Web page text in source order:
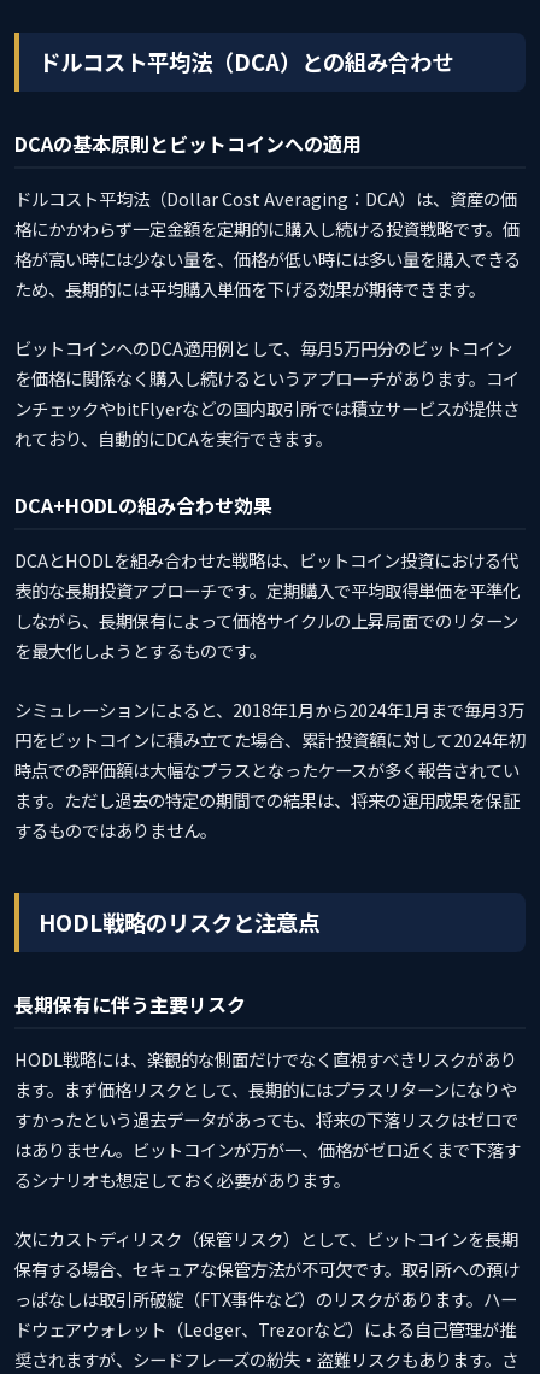
ドルコスト平均法（DCA）との組み合わせ
DCAの基本原則とビットコインへの適用
ドルコスト平均法（Dollar Cost Averaging：DCA）は、資産の価
格にかかわらず一定金額を定期的に購入し続ける投資戦略です。価
格が高い時には少ない量を、価格が低い時には多い量を購入できる
ため、長期的には平均購入単価を下げる効果が期待できます。
ビットコインへのDCA適用例として、毎月5万円分のビットコイン
を価格に関係なく購入し続けるというアプローチがあります。コイ
ンチェックやbitFlyerなどの国内取引所では積立サービスが提供さ
れており、自動的にDCAを実行できます。
DCA+HODLの組み合わせ効果
DCAとHODLを組み合わせた戦略は、ビットコイン投資における代
表的な長期投資アプローチです。定期購入で平均取得単価を平準化
しながら、長期保有によって価格サイクルの上昇局面でのリターン
を最大化しようとするものです。
シミュレーションによると、2018年1月から2024年1月まで毎月3万
円をビットコインに積み立てた場合、累計投資額に対して2024年初
時点での評価額は大幅なプラスとなったケースが多く報告されてい
ます。ただし過去の特定の期間での結果は、将来の運用成果を保証
するものではありません。
HODL戦略のリスクと注意点
長期保有に伴う主要リスク
HODL戦略には、楽観的な側面だけでなく直視すべきリスクがあり
ます。まず価格リスクとして、長期的にはプラスリターンになりや
すかったという過去データがあっても、将来の下落リスクはゼロで
はありません。ビットコインが万が一、価格がゼロ近くまで下落す
るシナリオも想定しておく必要があります。
次にカストディリスク（保管リスク）として、ビットコインを長期
保有する場合、セキュアな保管方法が不可欠です。取引所への預け
っぱなしは取引所破綻（FTX事件など）のリスクがあります。ハー
ドウェアウォレット（Ledger、Trezorなど）による自己管理が推
奨されますが、シードフレーズの紛失・盗難リスクもあります。さ